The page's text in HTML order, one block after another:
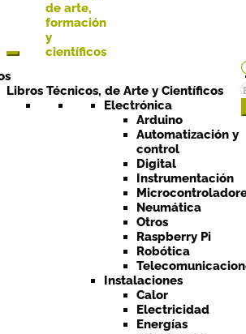
Libros Técnicos, de Arte y Científicos
Electrónica
Arduino
Automatización y
control
Digital
Instrumentación
Neumática
Otros
Raspberry Pi
Robótica
Instalaciones
Calor
Electricidad
Energías